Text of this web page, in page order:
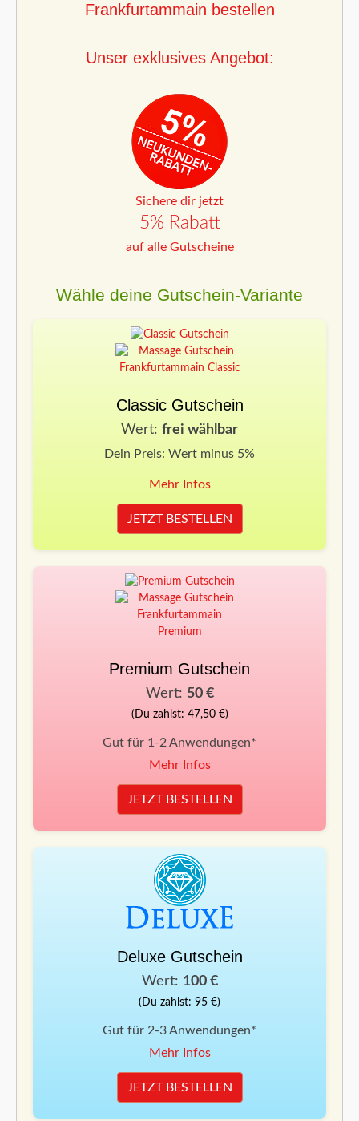
Frankfurtammain bestellen
Unser exklusives Angebot:
Sichere dir jetzt
5% Rabatt
auf alle Gutscheine
Wähle deine Gutschein-Variante
Classic Gutschein
Wert: frei wählbar
Dein Preis: Wert minus 5%
Mehr Infos
JETZT BESTELLEN
Premium Gutschein
Wert: 50 €
(Du zahlst: 47,50 €)
Gut für 1-2 Anwendungen*
Mehr Infos
JETZT BESTELLEN
Deluxe Gutschein
Wert: 100 €
(Du zahlst: 95 €)
Gut für 2-3 Anwendungen*
Mehr Infos
JETZT BESTELLEN